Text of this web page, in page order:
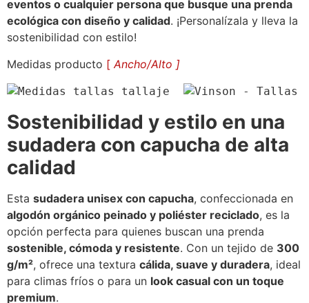
eventos o cualquier persona que busque una prenda
ecológica con diseño y calidad. ¡Personalízala y lleva la
sostenibilidad con estilo!
Medidas producto [ Ancho/Alto ]
Sostenibilidad y estilo en una
sudadera con capucha de alta
calidad
Esta sudadera unisex con capucha, confeccionada en
algodón orgánico peinado y poliéster reciclado, es la
opción perfecta para quienes buscan una prenda
sostenible, cómoda y resistente. Con un tejido de 300
g/m², ofrece una textura cálida, suave y duradera, ideal
para climas fríos o para un look casual con un toque
premium.